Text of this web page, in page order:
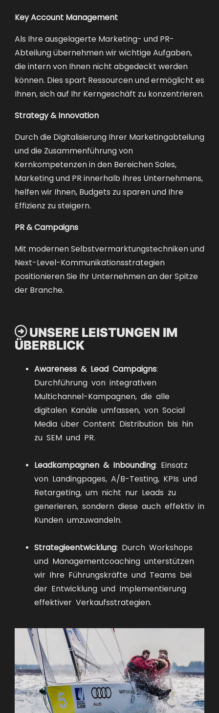
Key Account Management
Als Ihre ausgelagerte Marketing- und PR-
Abteilung übernehmen wir wichtige Aufgaben,
die intern von Ihnen nicht abgedeckt werden
können. Dies spart Ressourcen und ermöglicht es
Ihnen, sich auf Ihr Kerngeschäft zu konzentrieren.
Strategy & Innovation
Durch die Digitalisierung Ihrer Marketingabteilung
und die Zusammenführung von
Kernkompetenzen in den Bereichen Sales,
Marketing und PR innerhalb Ihres Unternehmens,
helfen wir Ihnen, Budgets zu sparen und Ihre
Effizienz zu steigern.
PR & Campaigns
Mit modernen Selbstvermarktungstechniken und
Next-Level-Kommunikationsstrategien
positionieren Sie Ihr Unternehmen an der Spitze
der Branche.
 UNSERE LEISTUNGEN IM
ÜBERBLICK
Awareness & Lead Campaigns:
Durchführung von integrativen
Multichannel-Kampagnen, die alle
digitalen Kanäle umfassen, von Social
Media über Content Distribution bis hin
zu SEM und PR.
Leadkampagnen & Inbounding: Einsatz
von Landingpages, A/B-Testing, KPIs und
Retargeting, um nicht nur Leads zu
generieren, sondern diese auch effektiv in
Kunden umzuwandeln.
Strategieentwicklung: Durch Workshops
und Managementcoaching unterstützen
wir Ihre Führungskräfte und Teams bei
der Entwicklung und Implementierung
effektiver Verkaufsstrategien.